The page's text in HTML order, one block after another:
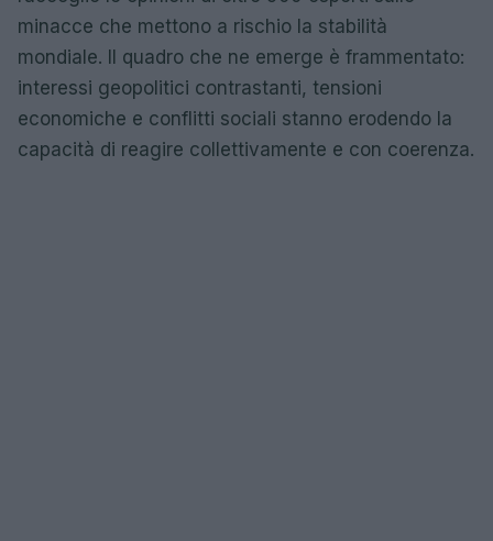
minacce che mettono a rischio la stabilità
mondiale. Il quadro che ne emerge è frammentato:
interessi geopolitici contrastanti, tensioni
economiche e conflitti sociali stanno erodendo la
capacità di reagire collettivamente e con coerenza.